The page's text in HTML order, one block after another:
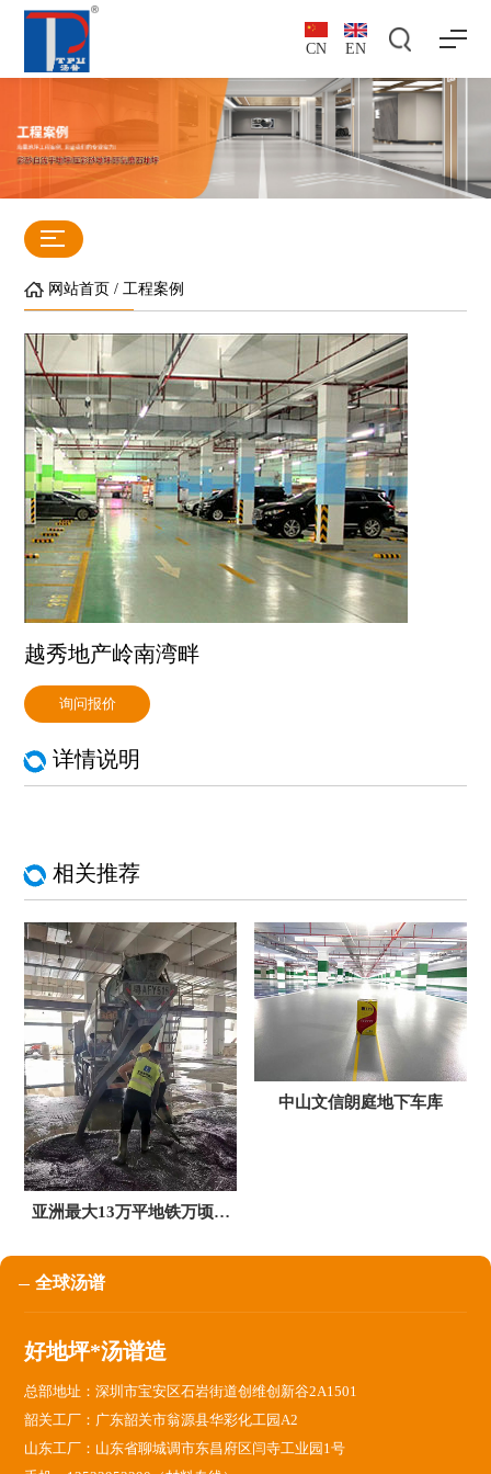
CN EN
网站首页 /工程案例
越秀地产岭南湾畔
询问报价
详情说明
相关推荐
亚洲最大13万平地铁万顷沙
中山文信朗庭地下车库
全球汤谱
好地坪*汤谱造
总部地址：深圳市宝安区石岩街道创维创新谷2A1501
韶关工厂：广东韶关市翁源县华彩化工园A2
山东工厂：山东省聊城调市东昌府区闫寺工业园1号